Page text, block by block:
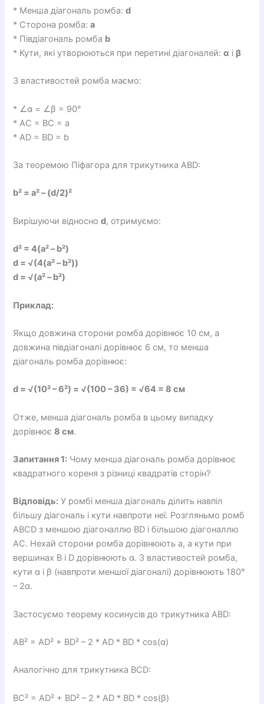
* Менша діагональ ромба:d
* Сторона ромба:a
* Півдіагональ ромба b
* Кути, які утворюються при перетині діагоналей:α і β
З властивостей ромба маємо:
* ∠α = ∠β = 90°
* AC = BC = a
* AD = BD = b
За теоремою Піфагора для трикутника ABD:
b² = a² – (d/2)²
Вирішуючи відносноd, отримуємо:
d² = 4(a² – b²)
d = √(4(a² – b²))
d = √(a² – b²)
Приклад:
Якщо довжина сторони ромба дорівнює 10 см, а
довжина півдіагоналі дорівнює 6 см, то менша
діагональ ромба дорівнює:
d = √(10² – 6²) = √(100 – 36) = √64 = 8 см
Отже, менша діагональ ромба в цьому випадку
дорівнює8 см.
Запитання 1: Чому менша діагональ ромба дорівнює
квадратного кореня з різниці квадратів сторін?
Відповідь: У ромбі менша діагональ ділить навпіл
більшу діагональ і кути навпроти неї. Розгляньмо ромб
ABCD з меншою діагоналлю BD і більшою діагоналлю
AC. Нехай сторони ромба дорівнюють a, а кути при
вершинах B і D дорівнюють α. З властивостей ромба,
кути α і β (навпроти меншої діагоналі) дорівнюють 180°
– 2α.
Застосуємо теорему косинусів до трикутника ABD:
AB² = AD² + BD² – 2 * AD * BD * cos(α)
Аналогічно для трикутника BCD:
BC² = AD² + BD² – 2 * AD * BD * cos(β)